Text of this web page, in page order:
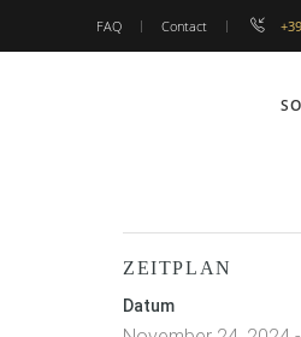
FAQ Contact
ZEITPLAN
Datum